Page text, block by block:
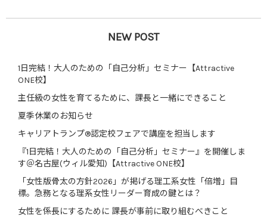
NEW POST
1日完結！大人のための「自己分析」セミナー【Attractive
ONE校】
主任級の女性を育てるために、課長と一緒にできること
夏季休業のお知らせ
キャリアトランプ®認定校フェアで講座を担当します
『1日完結！大人のための「自己分析」セミナー』を開催しま
す＠名古屋(ウィル愛知)【Attractive ONE校】
「女性版骨太の方針2026」が掲げる理工系女性「倍増」目
標。急務となる理系女性リーダー育成の鍵とは？
女性を係長にするために 課長が事前に取り組むべきこと